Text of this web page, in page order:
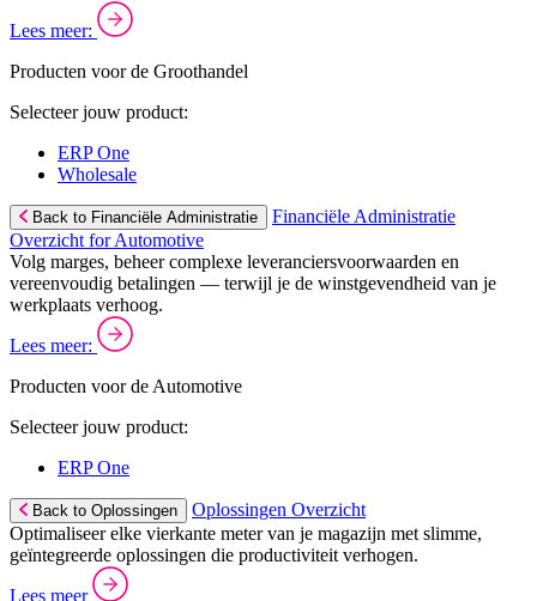
Lees meer:
Producten voor de Groothandel
Selecteer jouw product:
ERP One
Wholesale
Back to Financiële Administratie
Financiële Administratie
Overzicht for Automotive
Volg marges, beheer complexe leveranciersvoorwaarden en
vereenvoudig betalingen — terwijl je de winstgevendheid van je
werkplaats verhoog.
Lees meer:
Producten voor de Automotive
Selecteer jouw product:
ERP One
Back to Oplossingen
Oplossingen Overzicht
Optimaliseer elke vierkante meter van je magazijn met slimme,
geïntegreerde oplossingen die productiviteit verhogen.
Lees meer